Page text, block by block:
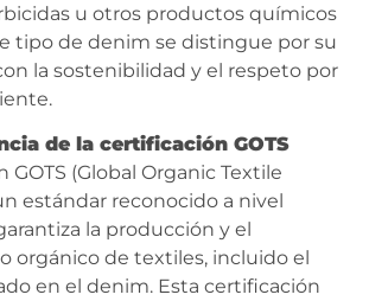
u otros productos químicos
tipo de denim se distingue por su
la sostenibilidad y el respeto por
de la certificación GOTS
GOTS (Global Organic Textile
estándar reconocido a nivel
la producción y el
orgánico de textiles, incluido el
en el denim. Esta certificación